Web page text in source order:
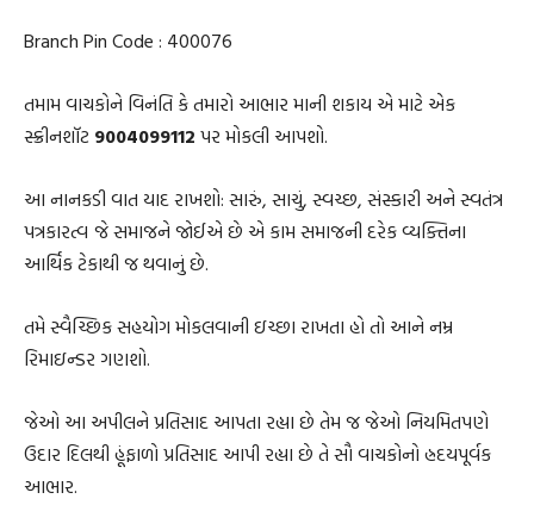
Branch Pin Code : 400076
તમામ વાચકોને વિનંતિ કે તમારો આભાર માની શકાય એ માટે એક
સ્ક્રીનશૉટ 9004099112 પર મોકલી આપશો.
આ નાનકડી વાત યાદ રાખશો: સારું, સાચું, સ્વચ્છ, સંસ્કારી અને સ્વતંત્ર
પત્રકારત્વ જે સમાજને જોઈએ છે એ કામ સમાજની દરેક વ્યક્તિના
આર્થિક ટેકાથી જ થવાનું છે.
તમે સ્વૈચ્છિક સહયોગ મોકલવાની ઇચ્છા રાખતા હો તો આને નમ્ર
રિમાઇન્ડર ગણશો.
જેઓ આ અપીલને પ્રતિસાદ આપતા રહ્યા છે તેમ જ જેઓ નિયમિતપણે
ઉદાર દિલથી હૂંફાળો પ્રતિસાદ આપી રહ્યા છે તે સૌ વાચકોનો હ્રદયપૂર્વક
આભાર.